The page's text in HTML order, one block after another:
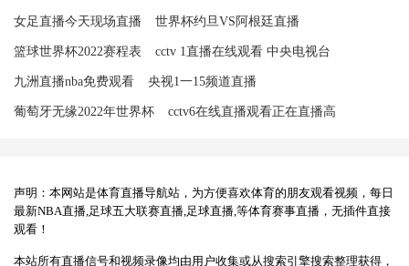
女足直播今天现场直播 世界杯约旦VS阿根廷直播
篮球世界杯2022赛程表 cctv 1直播在线观看 中央电视台
九洲直播nba免费观看 央视1一15频道直播
葡萄牙无缘2022年世界杯 cctv6在线直播观看正在直播高
声明：本网站是体育直播导航站，为方便喜欢体育的朋友观看视频，每日
最新NBA直播,足球五大联赛直播,足球直播,等体育赛事直播，无插件直接
观看！
本站所有直播信号和视频录像均由用户收集或从搜索引擎搜索整理获得，